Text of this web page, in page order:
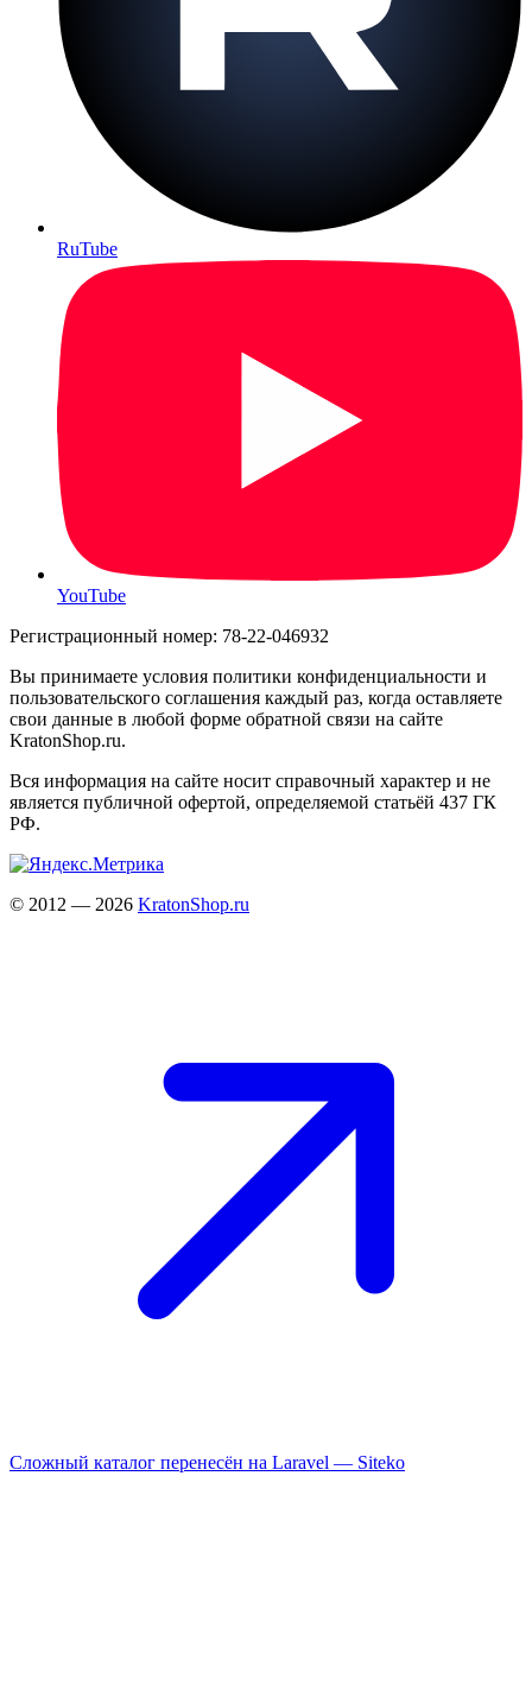
RuTube
YouTube
Регистрационный номер: 78-22-046932
Вы принимаете условия политики конфиденциальности и
пользовательского соглашения каждый раз, когда оставляете
свои данные в любой форме обратной связи на сайте
KratonShop.ru.
Вся информация на сайте носит справочный характер и не
является публичной офертой, определяемой статьёй 437 ГК
РФ.
© 2012 — 2026 KratonShop.ru
Сложный каталог перенесён на Laravel — Siteko